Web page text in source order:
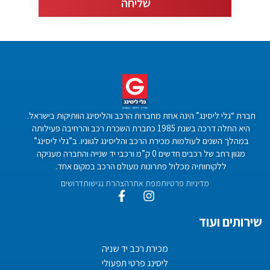
חברת “גלי ליסינג” הינה אחת מחברות הרכב והליסינג הוותיקות בישראל.
היא החלה דרכה בשנת 1985 כחברת השכרת רכב והרחיבה פעילותה
במהלך השנים לעולמות מכירת הרכב והליסינג לגווניו. ב”גלי ליסינג”
מגוון רחב של רכבים חדשים 0 ק”מ ורכבי יד שנייה והחברה מעניקה
ללקוחותיה מכלול פתרונות מעולם הרכב במקום אחד.
מדיניות פרטיותמפת אתרהצהרת נגישותדרושים
שירותים ועוד
מכירת רכב יד שניה
ליסינג פרטי תפעולי